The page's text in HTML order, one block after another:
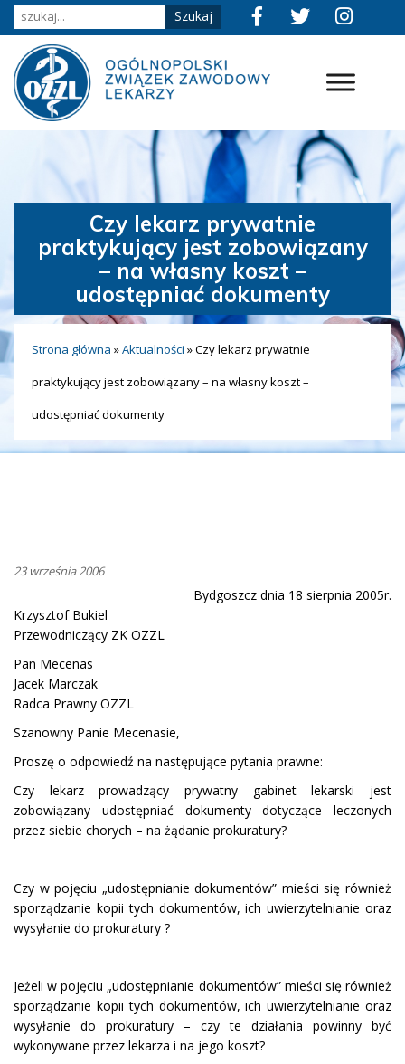
Czy lekarz prywatnie
praktykujący jest zobowiązany
– na własny koszt –
udostępniać dokumenty
Strona główna »Aktualności »Czy lekarz prywatnie
praktykujący jest zobowiązany – na własny koszt –
udostępniać dokumenty
23 września 2006
Bydgoszcz dnia 18 sierpnia 2005r.
Krzysztof Bukiel
Przewodniczący ZK OZZL
Pan Mecenas
Jacek Marczak
Radca Prawny OZZL
Szanowny Panie Mecenasie,
Proszę o odpowiedź na następujące pytania prawne:
Czy lekarz prowadzący prywatny gabinet lekarski jest
zobowiązany udostępniać dokumenty dotyczące leczonych
przez siebie chorych – na żądanie prokuratury?
Czy w pojęciu „udostępnianie dokumentów” mieści się również
sporządzanie kopii tych dokumentów, ich uwierzytelnianie oraz
wysyłanie do prokuratury ?
Jeżeli w pojęciu „udostępnianie dokumentów” mieści się również
sporządzanie kopii tych dokumentów, ich uwierzytelnianie oraz
wysyłanie do prokuratury – czy te działania powinny być
wykonywane przez lekarza i na jego koszt?